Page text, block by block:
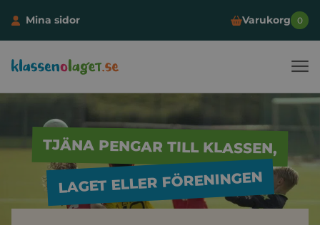
Mina sidor Varukorg 0
Hoppa till innehåll
Klassen och laget
TJÄNA PENGAR TILL KLASSEN,
LAGET ELLER FÖRENINGEN